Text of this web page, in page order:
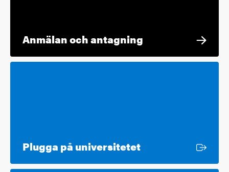
Anmälan och antagning
Plugga på universitetetExtern länk